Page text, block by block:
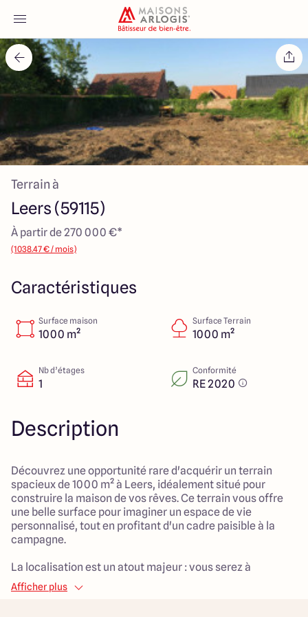
Accueil
Nos maisons
Nos annonces
Votre projet
Qui sommes-nous
Maisons ARLOGIS Nord
Lille - Villeneuve d'Ascq
03 66 72 64 60
Valenciennes - Marly 03 27 45 60 30
4.8
Terrain à
Leers (59115)
À partir de 270 000 €*
(1038.47 € / mois)
Caractéristiques
Surface maison
1000 m²
Surface Terrain
1000 m²
Nb d’étages
1
Conformité
RE 2020
Description
Découvrez une opportunité rare d'acquérir un terrain
spacieux de 1000 m² à Leers, idéalement situé pour
construire la maison de vos rêves. Ce terrain vous offre
une belle surface pour imaginer un espace de vie
personnalisé, tout en profitant d'un cadre paisible à la
campagne.
La localisation est un atout majeur : vous serez à
proximité du centre-ville, de parcs verdoyants, d'écoles
primaires, de crèches et d'espaces verts. Ce quartier
Afficher plus